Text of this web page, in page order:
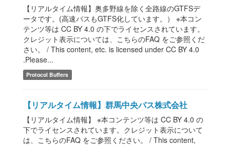
【リアルタイム情報】奥多野線を除く全路線のGTFSデ
ータです。(高速バスもGTFS化しています。） ※本コン
テンツ等は CC BY 4.0 の下でライセンスされています。
クレジット表示については、こちらのFAQ をご参照くだ
さい。 / This content, etc. is licensed under CC BY 4.0
.Please...
Protocol Buffers
【リアルタイム情報】群馬中央バス株式会社
【リアルタイム情報】 ※本コンテンツ等は CC BY 4.0 の
下でライセンスされています。クレジット表示について
は、こちらのFAQ をご参照ください。 / This content,